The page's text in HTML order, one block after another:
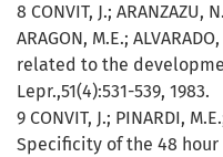
8 CONVIT, J.; ARANZAZU,
ARAGON, M.E.;
related to the
Lepr.,51(4):531-539, 1983.
9 CONVIT, J.; PINARDI,
Specificity of the 48